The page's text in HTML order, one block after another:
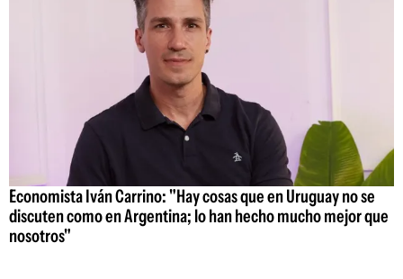
Economista Iván Carrino: "Hay cosas que en Uruguay no se
discuten como en Argentina; lo han hecho mucho mejor que
nosotros"